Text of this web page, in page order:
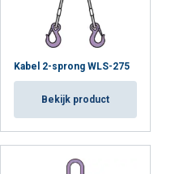
Kabel 2-sprong WLS-275
Bekijk product